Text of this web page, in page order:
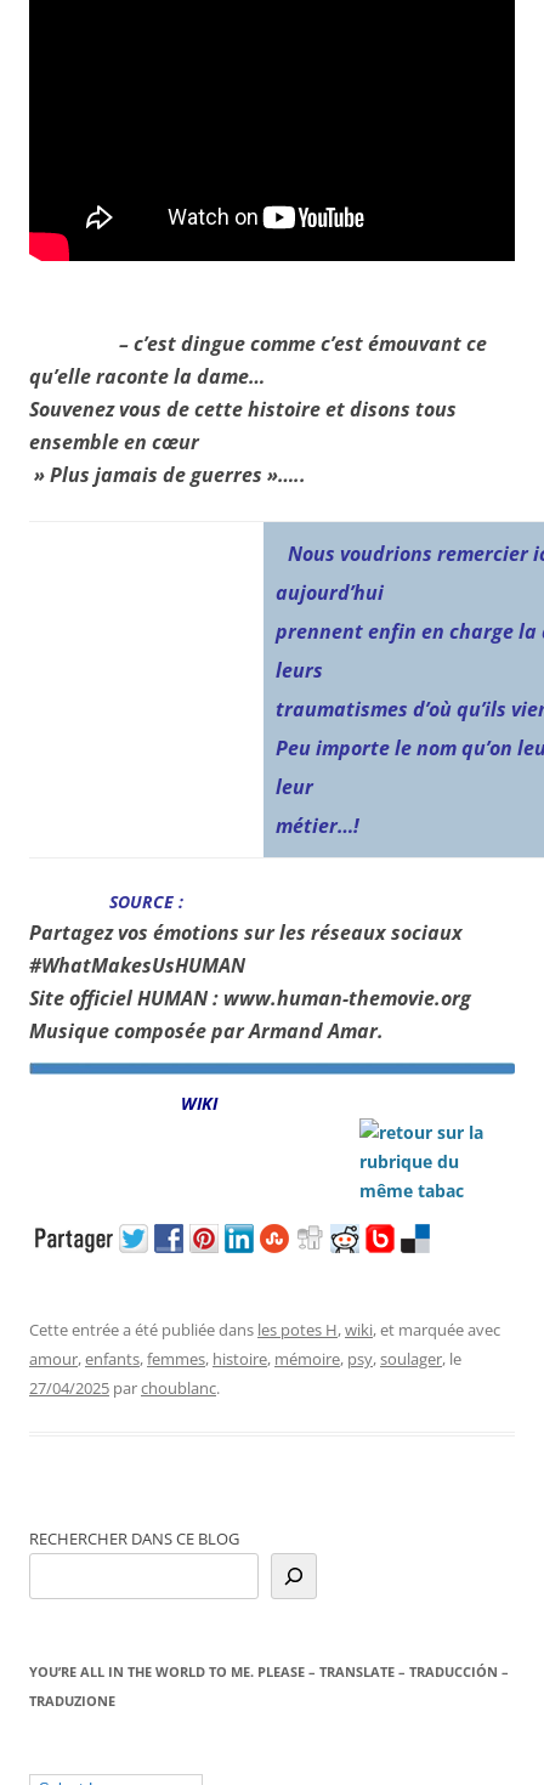
– c’est dingue comme c’est émouvant ce
qu’elle raconte la dame…
Souvenez vous de cette histoire et disons tous
ensemble en cœur
» Plus jamais de guerres »…..
Nous voudrions remercier
aujourd’hui
prennent enfin en charge
leurs
traumatismes d’où qu’ils
Peu importe le nom qu’on
leur
métier…!
SOURCE :
Partagez vos émotions sur les réseaux sociaux
#WhatMakesUsHUMAN
Site officiel HUMAN : www.human-themovie.org
Musique composée par Armand Amar.
WIKI
Cette entrée a été publiée dans les potes H,wiki, et marquée avec
amour,enfants,femmes, histoire, mémoire, psy,soulager, le
27/04/2025 parchoublanc.
RECHERCHER DANS CE BLOG
YOU’RE ALL IN THE WORLD TO ME. PLEASE – TRANSLATE – TRADUCCIÓN –
TRADUZIONE